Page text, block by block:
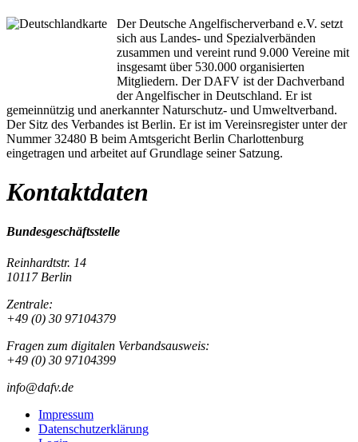
Der Deutsche Angelfischerverband e.V. setzt
sich aus Landes- und Spezialverbänden
zusammen und vereint rund 9.000 Vereine mit
insgesamt über 530.000 organisierten
Mitgliedern. Der DAFV ist der Dachverband
der Angelfischer in Deutschland. Er ist
gemeinnützig und anerkannter Naturschutz- und Umweltverband.
Der Sitz des Verbandes ist Berlin. Er ist im Vereinsregister unter der
Nummer 32480 B beim Amtsgericht Berlin Charlottenburg
eingetragen und arbeitet auf Grundlage seiner Satzung.
Kontaktdaten
Bundesgeschäftsstelle
Reinhardtstr. 14
10117 Berlin
Zentrale:
+49 (0) 30 97104379
Fragen zum digitalen Verbandsausweis:
+49 (0) 30 97104399
info@dafv.de
Impressum
Datenschutzerklärung